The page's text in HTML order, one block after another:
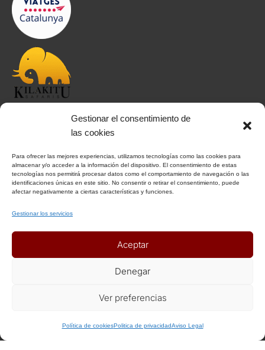
Gestionar el consentimiento de
las cookies
Para ofrecer las mejores experiencias, utilizamos tecnologías como las cookies para
almacenar y/o acceder a la información del dispositivo. El consentimiento de estas
tecnologías nos permitirá procesar datos como el comportamiento de navegación o las
identificaciones únicas en este sitio. No consentir o retirar el consentimiento, puede
afectar negativamente a ciertas características y funciones.
Gestionar los servicios
Aceptar
Denegar
Ver preferencias
Política de cookiesPolitica de privacidadAviso Legal
INFORMACIÓN
Aviso Legal
Política de Privacidad
Política de Cookies
ENLACES DE INTERÉS
Recomendaciones de viaje del Ministerio de Exterior